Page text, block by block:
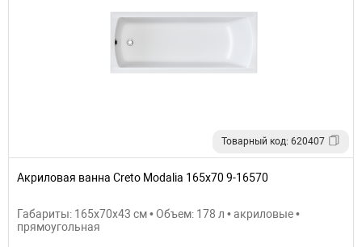
Товарный код: 620407
Акриловая ванна Creto Modalia 165х70 9-16570
Габариты: 165x70x43 см • Объем: 178 л • акриловые •
прямоугольная